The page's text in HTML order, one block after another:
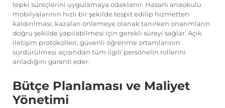
tepki süreçlerini uygulamaya odaklanır. Hasarlı anaokulu
mobilyalarının hızlı bir şekilde tespit edilip hizmetten
kaldırılması, kazaları önlemeye olanak tanırken onarımların
doğru şekilde yapılabilmesi için gerekli süreyi sağlar. Açık
iletişim protokolleri, güvenli öğrenme ortamlarının
sürdürülmesi açısından tüm ilgili personelin rollerini
anladığını garanti eder.
Bütçe Planlaması ve Maliyet
Yönetimi